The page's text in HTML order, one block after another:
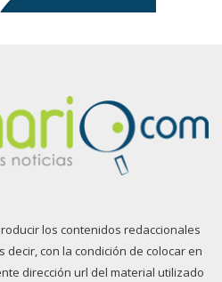
los contenidos redaccionales
decir, con la condición de colocar en
dirección url del material utilizado